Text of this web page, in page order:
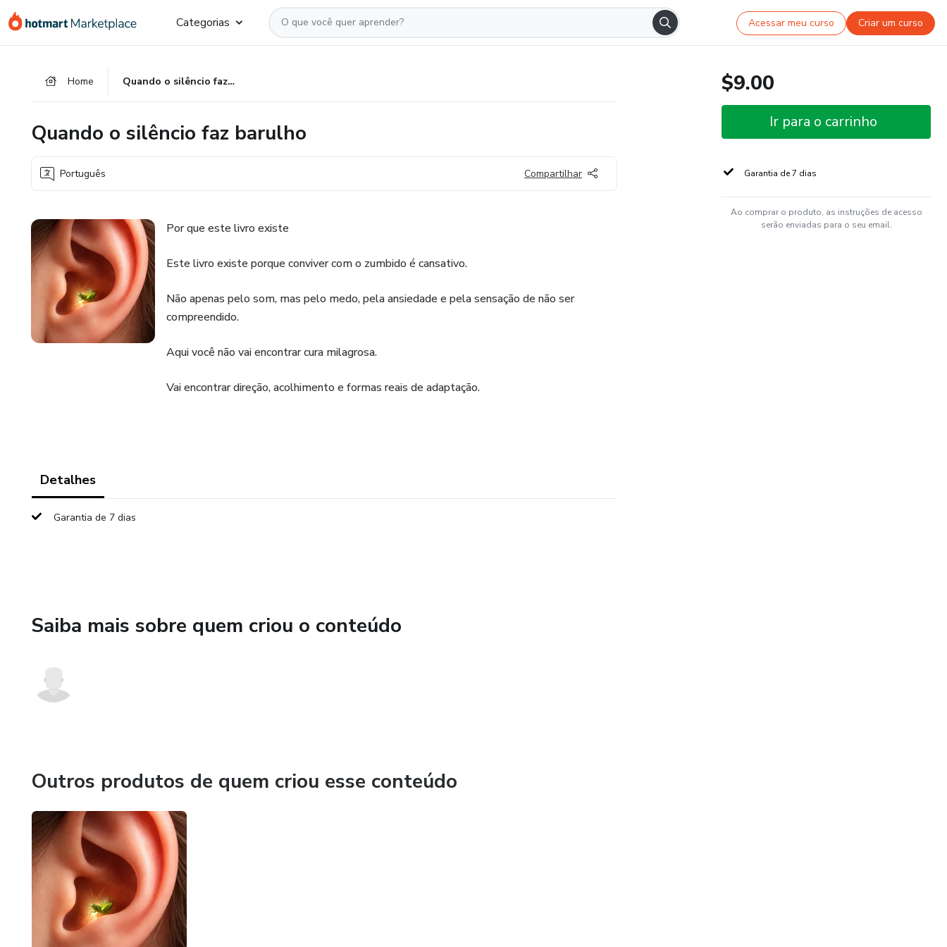
para
para
para
Categorias Acessar meu curso Criar um curso
Home Quando o silêncio faz barulho
Quando o silêncio faz barulho
Português Compartilhar
Por que este livro existe
Este livro existe porque conviver com o zumbido é cansativo.
Não apenas pelo som, mas pelo medo, pela ansiedade e pela sensação de não ser
compreendido.
Aqui você não vai encontrar cura milagrosa.
Vai encontrar direção, acolhimento e formas reais de adaptação.
Detalhes
Garantia de 7 dias
Saiba mais sobre quem criou o conteúdo
Outros produtos de quem criou esse conteúdo
$9.00
Ir para o carrinho
Garantia de 7 dias
Ao comprar o produto, as instruções de acesso
serão enviadas para o seu email.